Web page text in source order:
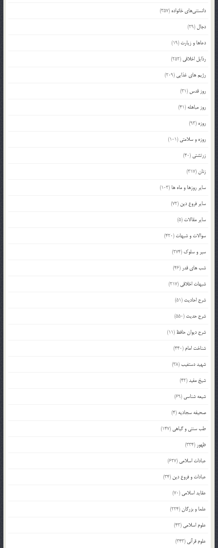
دانستنی‌های خانواده (357)
دجال (29)
دعاها و زیارت (19)
رذایل اخلاقی (252)
رژیم های غذایی (209)
روز قدس (31)
روز مباهله (41)
روزه (93)
روزه و سلامتی (101)
زرتشتی (40)
زنان(317)
سایر روزها و ماه ها (103)
سایر فروع دین (72)
سایر مقالات (5)
سوالات و شبهات (420)
سیر و سلوک (274)
شب های قدر (46)
شبهات اخلاقی (217)
شرح احادیث (51)
شرح حدیث (550)
شرح دیوان حافظ (11)
شناخت امام (440)
شهید دستغیب(38)
شیخ مفید(42)
شیعه شناسی (69)
صحیفه سجادیه (4)
طب سنتی و گیاهی (147)
ظهور (334)
عبادات اسلامی (627)
عبادات و فروع دین (34)
عقاید اسلامی (70)
علما و بزرگان(224)
علوم اسلامی (43)
علوم قرآنی (343)